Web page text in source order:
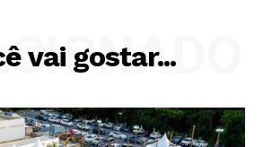
vai gostar...